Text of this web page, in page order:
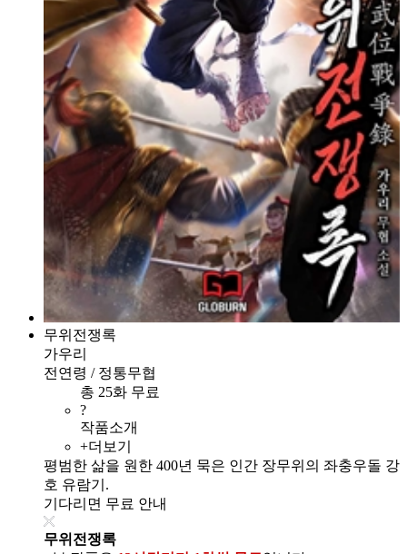
무위전쟁록
가우리
전연령 / 정통무협
총 25화 무료
?
작품소개
+더보기
평범한 삶을 원한 400년 묵은 인간 장무위의 좌충우돌 강
호 유람기.
기다리면 무료 안내
무위전쟁록